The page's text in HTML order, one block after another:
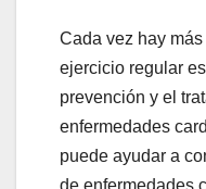
Cada vez hay
ejercicio regular
prevención y el
enfermedades
puede ayudar a